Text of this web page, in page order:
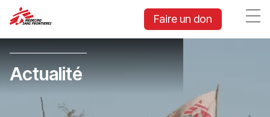
Faire un don
Actualité